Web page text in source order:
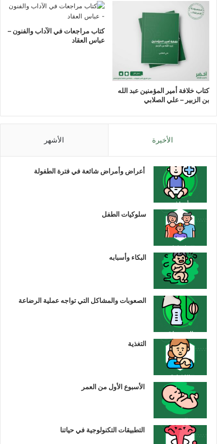
كتاب خلافة أمير المؤمنين عبد الله
بن الزبير – علي الصلابي
كتاب مراجعات في الآداب والفنون –
عباس العقاد
الأخيرة الأشهر
أعراض وأمراض شائعة في فترة الطفولة
سلوكيات الطفل
البكاء وأسبابه
الصعوبات والمشاكل التي تواجه عملية الرضاعة
التغذية
الأسبوع الأول من العمر
التطبيقات التكنولوجية في حياتنا